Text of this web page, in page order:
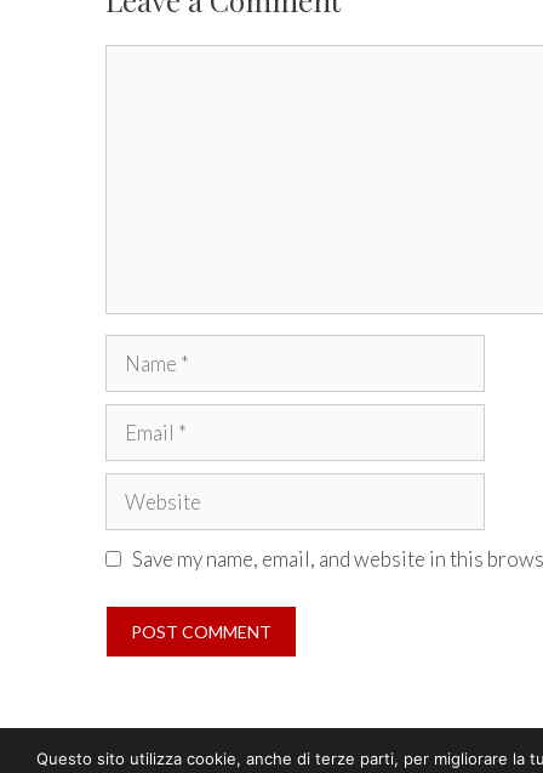
Name
Email
Website
Save my name, email, and website in this
Questo sito utilizza cookie, anche di terze parti, per migliorare la